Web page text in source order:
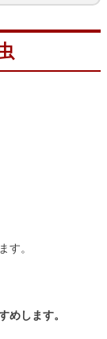
す。
めします。